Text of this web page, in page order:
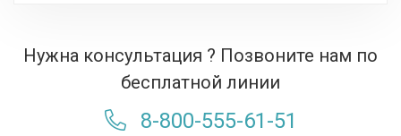
Нужна консультация ? Позвоните нам по
бесплатной линии
8-800-555-61-51